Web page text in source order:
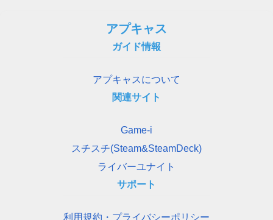
アプキャス
ガイド情報
アプキャスについて
関連サイト
Game-i
スチスチ(Steam&SteamDeck)
ライバーユナイト
サポート
利用規約・プライバシーポリシー